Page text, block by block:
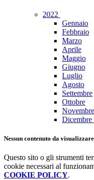
2022
Gennaio
Febbraio
Marzo
Aprile
Maggio
Giugno
Luglio
Agosto
Settembre
Ottobre
Novembre
Dicembre
Nessun contenuto da visualizzare
Questo sito o gli strumenti
cookie necessari al
COOKIE POLICY.